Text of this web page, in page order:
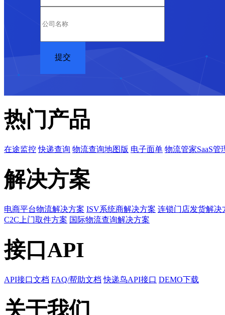
热门产品
在途监控 快递查询 物流查询地图版 电子面单 物流管家SaaS管
解决方案
电商平台物流解决方案 ISV系统商解决方案 连锁门店发货解决
C2C上门取件方案 国际物流查询解决方案
接口API
API接口文档 FAQ/帮助文档 快递鸟API接口 DEMO下载
关于我们